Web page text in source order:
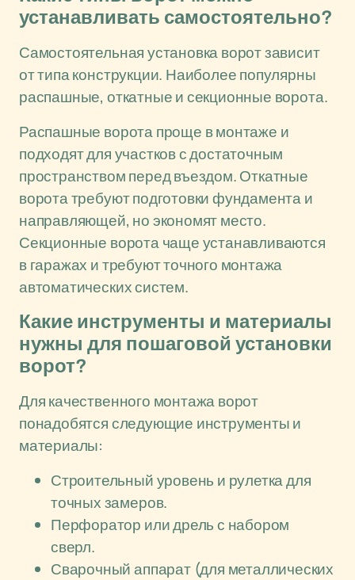
устанавливать самостоятельно?
Самостоятельная установка ворот зависит
от типа конструкции. Наиболее популярны
распашные, откатные и секционные ворота.
Распашные ворота проще в монтаже и
подходят для участков с достаточным
пространством перед въездом. Откатные
ворота требуют подготовки фундамента и
направляющей, но экономят место.
Секционные ворота чаще устанавливаются
в гаражах и требуют точного монтажа
автоматических систем.
Какие инструменты и материалы
нужны для пошаговой установки
ворот?
Для качественного монтажа ворот
понадобятся следующие инструменты и
материалы:
Строительный уровень и рулетка для
точных замеров.
Перфоратор или дрель с набором
сверл.
Сварочный аппарат (для металлических